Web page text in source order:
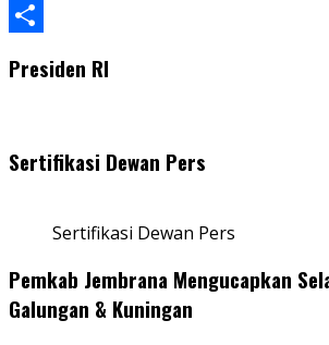
WhatsApp
Presiden RI
Sertifikasi Dewan Pers
Sertifikasi Dewan Pers
Pemkab Jembrana Mengucapkan
Galungan & Kuningan